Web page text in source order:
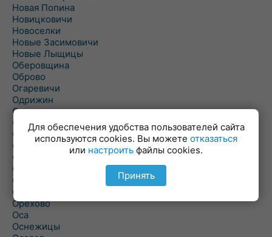
Новая Попина
Новицковичи
Новоселки
Новые Засимовичи
Новые Лыщицы
Оберовщина
Оброво
Огаревичи
Одрижин
Оздамичи
Озяты
Олтуш
Ольманы
Ольпень
Ольшаны
Омельная
Ополь
Орехово
Оса
Оснежицы
Для обеспечения удобства пользователей сайта
используются cookies. Вы можете отказаться
или настроить файлы cookies.
Принять